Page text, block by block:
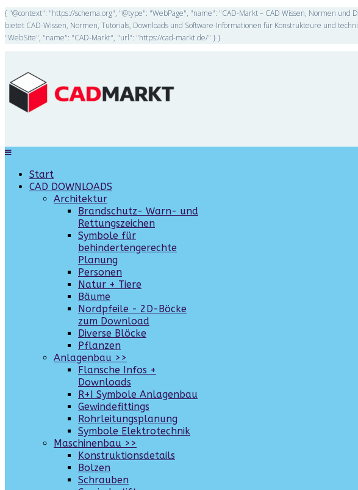
{ "@context": "https://schema.org", "@type": "WebPage", "name": "CAD-Markt – CAD Wissen, Normen
bietet CAD-Wissen, Normen, Tutorials, Downloads und Software-Informationen für Konstrukteure und
"WebSite", "name": "CAD-Markt", "url": "https://cad-markt.de/" } }
Start
CAD DOWNLOADS
Architektur
Brandschutz- Warn- und
Rettungszeichen
Symbole für
behindertengerechte
Planung
Personen
Natur + Tiere
Bäume
Nordpfeile - 2D-Böcke
zum Download
Diverse Blöcke
Pflanzen
Anlagenbau >>
Flansche Infos +
Downloads
R+I Symbole Anlagenbau
Gewindefittings
Rohrleitungsplanung
Symbole Elektrotechnik
Maschinenbau >>
Konstruktionsdetails
Bolzen
Schrauben